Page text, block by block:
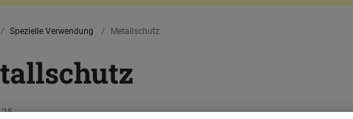
Spezielle Verwendung Metallschutz
25